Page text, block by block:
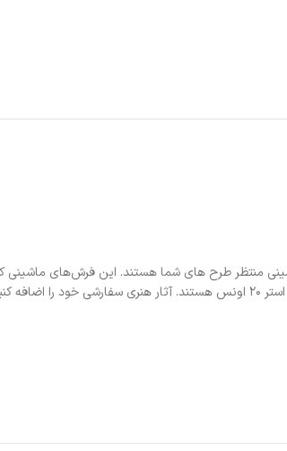
موجود هستند، دارای پشتی لاستیکی ضد لغزش و سطح پانچ سوزنی پلی استر 20 اونس هستند. آثار هنری